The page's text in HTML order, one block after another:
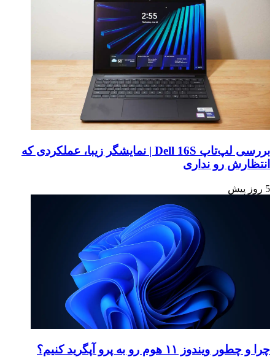
بررسی لپ‌تاپ Dell 16S | نمایشگر زیبا، عملکردی که
انتظارش رو نداری
5 روز پیش
چرا و چطور ویندوز ۱۱ هوم رو به پرو آپگرید کنیم؟